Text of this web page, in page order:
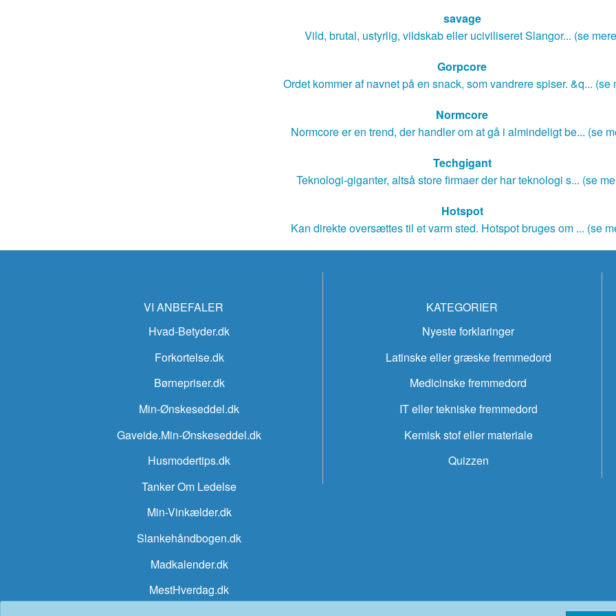
savage
Vild, brutal, ustyrlig, vildskab eller uciviliseret Slangor... (se
Gorpcore
Ordet kommer af navnet på en snack, som vandrere spiser. &q... (se
Normcore
Normcore er en trend, der handler om at gå i almindeligt be... (se
Techgigant
Teknologi-giganter, altså store firmaer der har teknologi s... (se
Hotspot
Kan direkte oversættes til et varm sted. Hotspot bruges om ... (se
VI ANBEFALER
Hvad-Betyder.dk
Forkortelse.dk
Børnepriser.dk
Min-Ønskeseddel.dk
Gaveide.Min-Ønskeseddel.dk
Husmodertips.dk
Tanker Om Ledelse
Min-Vinkælder.dk
Slankehåndbogen.dk
Madkalender.dk
MestHverdag.dk
KATEGORIER
Nyeste forklaringer
Latinske eller græske fremmedord
Medicinske fremmedord
IT eller tekniske fremmedord
Kemisk stof eller materiale
Quizzen